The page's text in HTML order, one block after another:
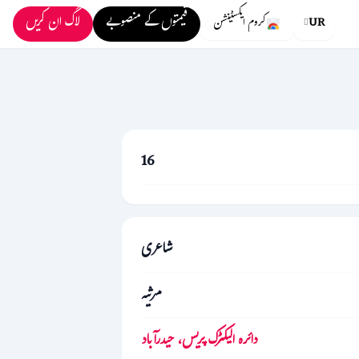
UR کروم ایکسٹینشن قیمتوں کے منصوبے لاگ ان کریں
16
شاعری
مرثیہ
دائرہ الیکٹرک پریس، حیدرآباد